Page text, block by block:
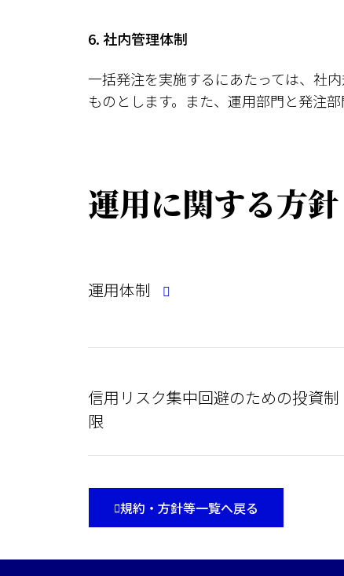
6. 社内管理体制
一括発注を実施するにあたっては、社
ものとします。また、運用部門と発注
運用に関する方
運用体制
信用リスク集中回避のための投資制
限
規約・方針等一覧へ戻る